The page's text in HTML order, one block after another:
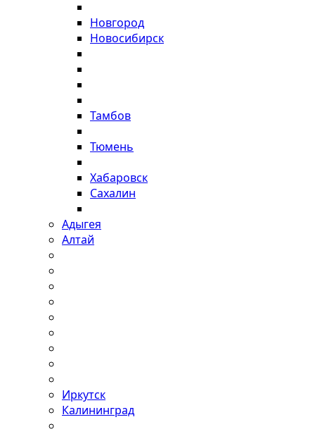
Новгород
Новосибирск
Тамбов
Тюмень
Хабаровск
Сахалин
Адыгея
Алтай
Иркутск
Калининград